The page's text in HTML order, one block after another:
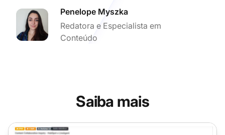
Penelope Myszka
Redatora e Especialista em
Conteúdo
Saiba mais
Assistente de Resposta com IA